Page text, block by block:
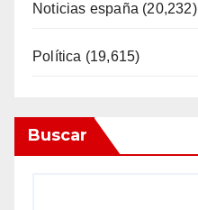
Noticias españa (20,232)
Política (19,615)
Buscar